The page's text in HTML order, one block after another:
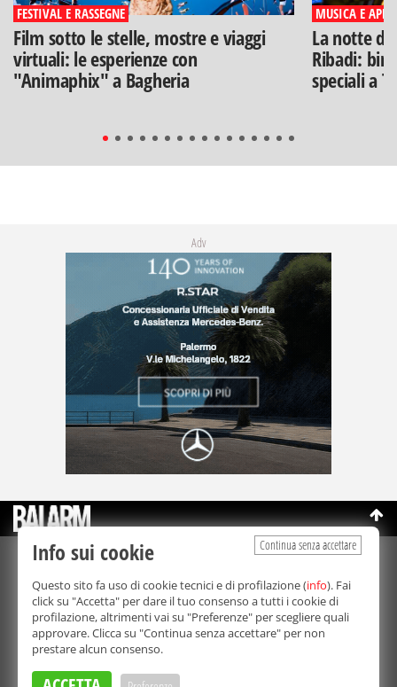
FESTIVAL E RASSEGNE
Film sotto le stelle, mostre e viaggi
virtuali: le esperienze con
"Animaphix" a Bagheria
MUSICA E
La notte di
Ribadi:
speciali a
Adv
©Copyright 2003-2026
Bmedia Srl- P.IVA 07064240828
La riproduzione totale o parziale di tutti i contenuti, in qualunque
forma, su qualsiasi supporto è proibita.
Balarm.it è una testata giornalistica registrata. Autorizzazione del
Tribunale di Palermo n° 32 del 21/10/2003
Direttore responsabile:
Continua senza accettare
Info sui cookie
Questo sito fa uso di cookie tecnici e di profilazione (info). Fai
click su "Accetta" per dare il tuo consenso a tutti i cookie di
profilazione, altrimenti vai su "Preferenze" per scegliere quali
approvare. Clicca su "Continua senza accettare" per non
prestare alcun consenso.